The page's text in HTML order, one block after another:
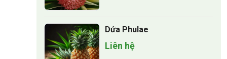
Dứa Phulae
Liên hệ